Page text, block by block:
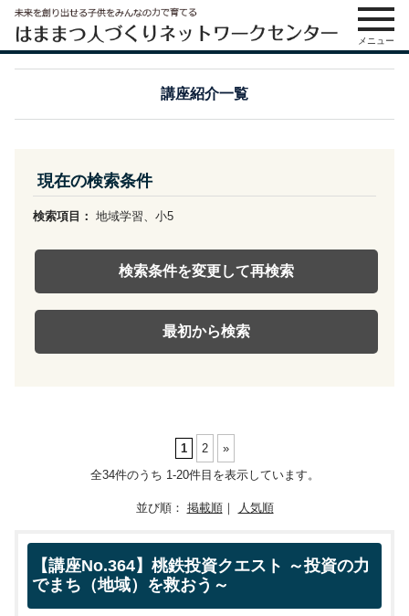
メニュー
講座紹介一覧
現在の検索条件
検索項目： 地域学習、小5
検索条件を変更して再検索
最初から検索
1 2
»
全34件のうち 1-20件目を表示しています。
並び順： 掲載順｜ 人気順
【講座No.364】桃鉄投資クエスト ～投資の力
でまち（地域）を救おう～